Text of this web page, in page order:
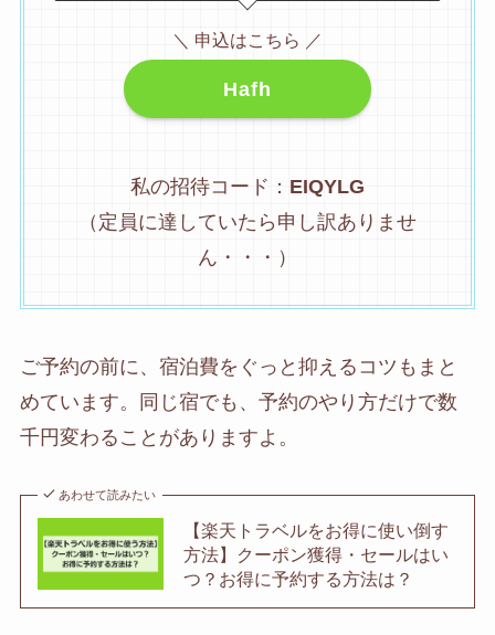
＼ 申込はこちら ／
Hafh
私の招待コード： EIQYLG
（定員に達していたら申し訳ありませ
ん・・・）
ご予約の前に、宿泊費をぐっと抑えるコツもまと
めています。同じ宿でも、予約のやり方だけで数
千円変わることがありますよ。
あわせて読みたい
【楽天トラベルをお得に使い倒す
方法】クーポン獲得・セールはい
つ？お得に予約する方法は？